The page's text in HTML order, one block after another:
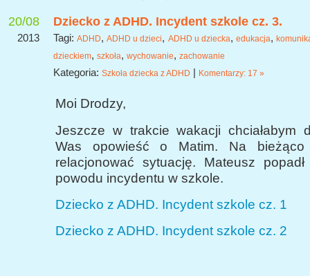
20/08
2013
Dziecko z ADHD. Incydent szkole cz. 3.
Tagi:ADHD,ADHD u dzieci, ADHD u dziecka, edukacja,
dzieckiem, szkoła, wychowanie, zachowanie
Kategoria: Szkoła dziecka z ADHD | Komentarzy: 17 »
Moi Drodzy,
Jeszcze w trakcie wakacji chciałabym
Was opowieść o Matim. Na bieżąco
relacjonować sytuację. Mateusz
powodu incydentu w szkole.
Dziecko z ADHD. Incydent szkole cz. 1
Dziecko z ADHD. Incydent szkole cz. 2